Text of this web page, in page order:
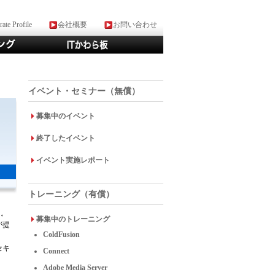
Profile 会社概要 お問い合わせ
提
キ
イベント・セミナー（無償）
募集中のイベント
終了したイベント
イベント実施レポート
トレーニング（有償）
募集中のトレーニング
ColdFusion
Connect
Adobe Media Server